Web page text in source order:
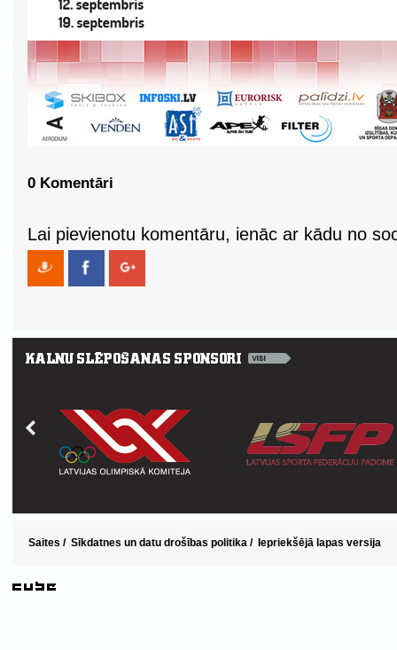
0 Komentāri
Lai pievienotu komentāru, ienāc ar kādu no
Saites / Sīkdatnes un datu drošības politika / Iepriekšējā lapas versija